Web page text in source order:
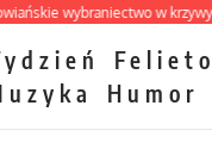
wybraniectwo w krzywym
Humor